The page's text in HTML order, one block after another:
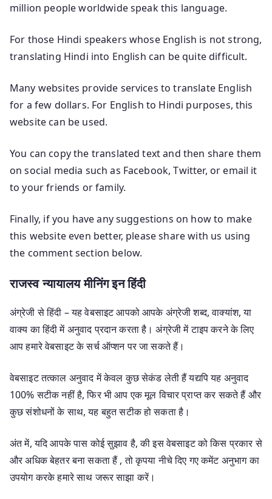
million people worldwide speak this language.
For those Hindi speakers whose English is not strong,
translating Hindi into English can be quite difficult.
Many websites provide services to translate English
for a few dollars. For English to Hindi purposes, this
website can be used.
You can copy the translated text and then share them
on social media such as Facebook, Twitter, or email it
to your friends or family.
Finally, if you have any suggestions on how to make
this website even better, please share with us using
the comment section below.
राजस्व न्यायालय मीनिंग इन हिंदी
अंग्रेजी से हिंदी – यह वेबसाइट आपको आपके अंग्रेजी शब्द, वाक्यांश, या
वाक्य का हिंदी में अनुवाद प्रदान करता है। अंग्रेजी में टाइप करने के लिए
आप हमारे वेबसाइट के सर्च ऑप्शन पर जा सकते हैं।
वेबसाइट तत्काल अनुवाद में केवल कुछ सेकंड लेती हैं यद्यपि यह अनुवाद
100% सटीक नहीं है, फिर भी आप एक मूल विचार प्राप्त कर सकते हैं और
कुछ संशोधनों के साथ, यह बहुत सटीक हो सकता है।
अंत में, यदि आपके पास कोई सुझाव है, की इस वेबसाइट को किस प्रकार से
और अधिक बेहतर बना सकता हैं , तो कृपया नीचे दिए गए कमेंट अनुभाग का
उपयोग करके हमारे साथ जरूर साझा करें।